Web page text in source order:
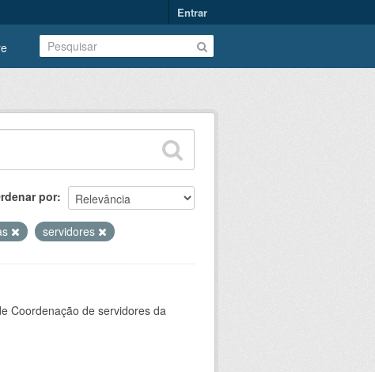
Entrar
por
servidores
Coordenação de servidores da